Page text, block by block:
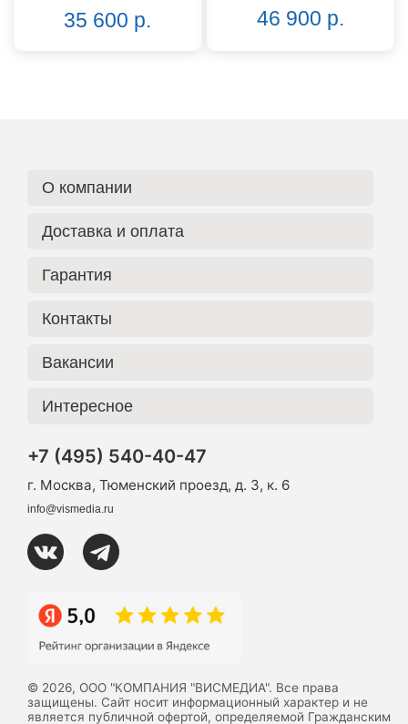
35 600 р. 46 900 р.
О компании
Доставка и оплата
Гарантия
Контакты
Вакансии
Интересное
+7 (495) 540-40-47
г. Москва, Тюменский проезд, д. 3, к. 6
info@vismedia.ru
© 2026, ООО "КОМПАНИЯ "ВИСМЕДИА". Все права
защищены. Сайт носит информационный характер и не
является публичной офертой, определяемой Гражданским